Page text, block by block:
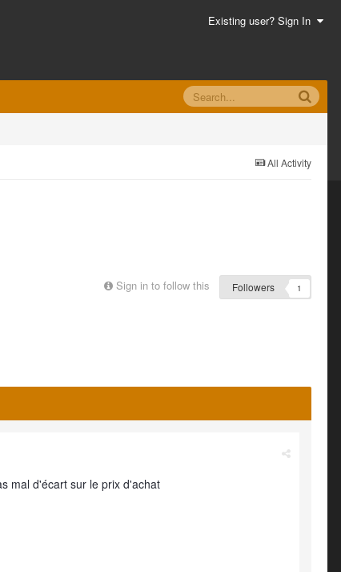
Existing user? Sign In
All Activity
Sign in to follow this Followers 1
mal d'écart sur le prix d'achat